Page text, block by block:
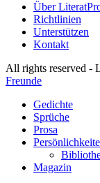
Über
Richtlinien
Unterstützen
Kontakt
All rights reserved -
Freunde
Gedichte
Sprüche
Prosa
Magazin